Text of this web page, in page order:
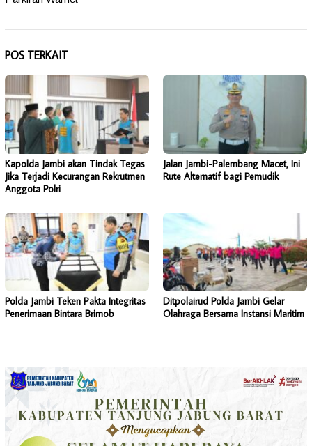
POS TERKAIT
Kapolda Jambi akan Tindak Tegas
Jika Terjadi Kecurangan Rekrutmen
Anggota Polri
Jalan Jambi-Palembang Macet, Ini
Rute Alternatif bagi Pemudik
Polda Jambi Teken Pakta Integritas
Penerimaan Bintara Brimob
Ditpolairud Polda Jambi Gelar
Olahraga Bersama Instansi Maritim